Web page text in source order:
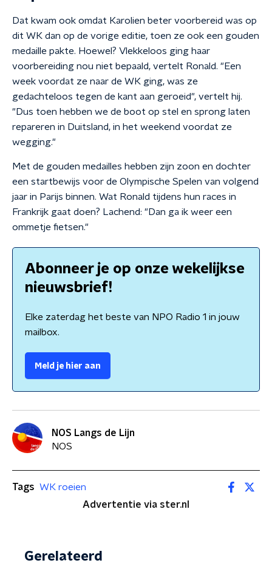
Dat kwam ook omdat Karolien beter voorbereid was op
dit WK dan op de vorige editie, toen ze ook een gouden
medaille pakte. Hoewel? Vlekkeloos ging haar
voorbereiding nou niet bepaald, vertelt Ronald. "Een
week voordat ze naar de WK ging, was ze
gedachteloos tegen de kant aan geroeid", vertelt hij.
"Dus toen hebben we de boot op stel en sprong laten
repareren in Duitsland, in het weekend voordat ze
wegging."
Met de gouden medailles hebben zijn zoon en dochter
een startbewijs voor de Olympische Spelen van volgend
jaar in Parijs binnen. Wat Ronald tijdens hun races in
Frankrijk gaat doen? Lachend: "Dan ga ik weer een
ommetje fietsen."
Abonneer je op onze wekelijkse
nieuwsbrief!
Elke zaterdag het beste van NPO Radio 1 in jouw
mailbox.
Meld je hier aan
NOS Langs de Lijn
NOS
Tags WK roeien
Advertentie via ster.nl
Gerelateerd